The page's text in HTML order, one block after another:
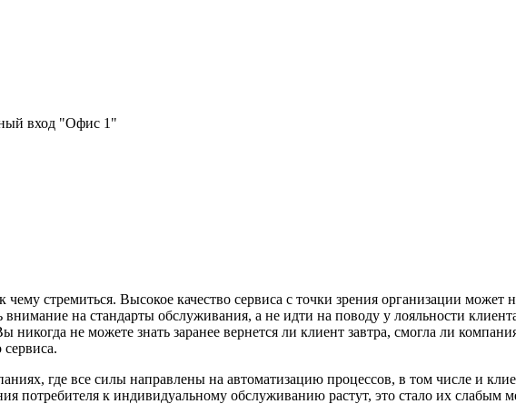
вход "Офис 1"
стремиться. Высокое качество сервиса с точки зрения организации может
на стандарты обслуживания, а не идти на поводу у лояльности
не можете знать заранее вернется ли клиент завтра, смогла ли
где все силы направлены на автоматизацию процессов, в том числе и
потребителя к индивидуальному обслуживанию растут, это стало их слабым